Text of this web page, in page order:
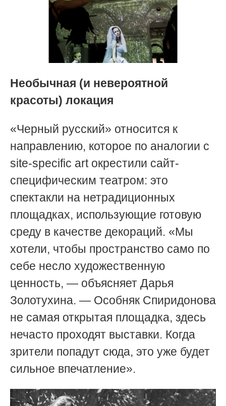
Необычная (и невероятной
красоты) локация
«Черный русский» относится к
направлению, которое по аналогии с
site-specific art окрестили сайт-
специфическим театром: это
спектакли на нетрадиционных
площадках, использующие готовую
среду в качестве декораций. «Мы
хотели, чтобы пространство само по
себе несло художественную
ценность, — объясняет Дарья
Золотухина. — Особняк Спиридонова
не самая открытая площадка, здесь
нечасто проходят выставки. Когда
зрители попадут сюда, это уже будет
сильное впечатление».